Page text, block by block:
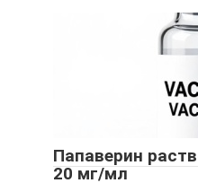
Папаверин
20 мг/мл